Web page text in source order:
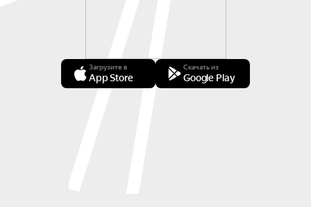
Загрузите в
App Store
Скачать из
Google Play